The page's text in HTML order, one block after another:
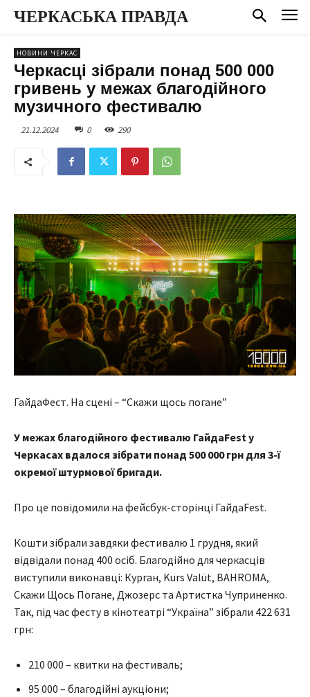
ЧЕРКАСЬКА ПРАВДА
НОВИНИ ЧЕРКАС
Черкасці зібрали понад 500 000
гривень у межах благодійного
музичного фестивалю
21.12.2024 0 290
ГайдаФест. На сцені – “Скажи щось погане”
У межах благодійного фестивалю ГайдаFest у
Черкасах вдалося зібрати понад 500 000 грн для 3-ї
окремої штурмової бригади.
Про це повідомили на фейсбук-сторінці ГайдаFest.
Кошти зібрали завдяки фестивалю 1 грудня, який
відвідали понад 400 осіб. Благодійно для черкасців
виступили виконавці: Курган, Kurs Valüt, BAHROMA,
Скажи Щось Погане, Джозерс та Артистка Чуприненко.
Так, під час фесту в кінотеатрі “Україна” зібрали 422 631
грн:
210 000 – квитки на фестиваль;
95 000 – благодійні аукціони;